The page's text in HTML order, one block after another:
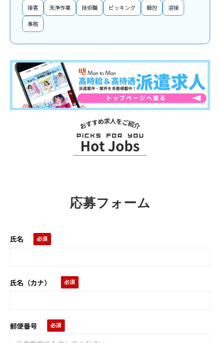
接客 洗浄作業 技術職 ピッキング 梱包 溶接
事務
応募フォーム
氏名
氏名（カナ）
郵便番号